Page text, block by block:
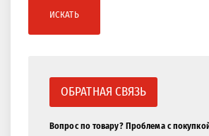
ИСКАТЬ
ОБРАТНАЯ СВЯЗЬ
Вопрос по товару? Проблема с